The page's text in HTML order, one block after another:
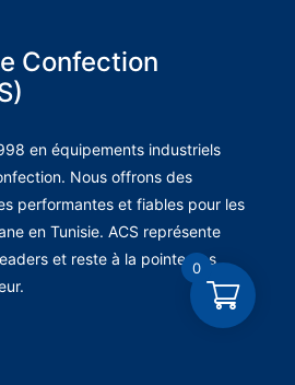
Confection
en équipements industriels
Nous offrons des
performantes et fiables pour les
en Tunisie. ACS représente
et reste à la pointe des
0